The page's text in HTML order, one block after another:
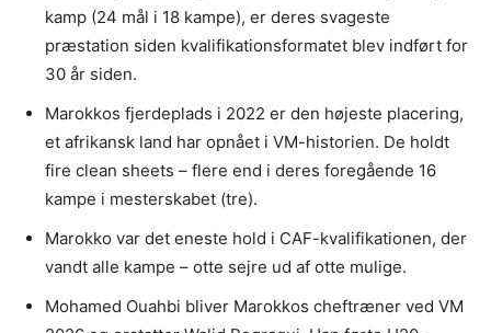
kamp (24 mål i 18 kampe), er deres svageste
præstation siden kvalifikationsformatet blev indført for
30 år siden.
Marokkos fjerdeplads i 2022 er den højeste placering,
et afrikansk land har opnået i VM-historien. De holdt
fire clean sheets – flere end i deres foregående 16
kampe i mesterskabet (tre).
Marokko var det eneste hold i CAF-kvalifikationen, der
vandt alle kampe – otte sejre ud af otte mulige.
Mohamed Ouahbi bliver Marokkos cheftræner ved VM